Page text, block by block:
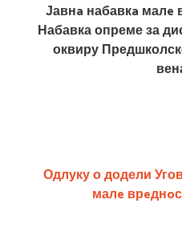
Јавнa набавкa малe
Набавка опреме за
оквиру
Одлуку о додели
малe